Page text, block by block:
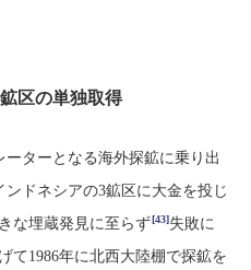
区の単独取得
ーターとなる海外探鉱に乗り出
ンドネシアの3鉱区に大金を投じ
な埋蔵発見に至らず[43]失敗に
て1986年に北西大陸棚で探鉱を